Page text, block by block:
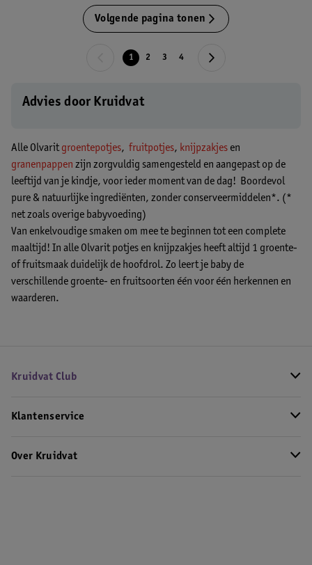
Volgende pagina tonen
1 2 3 4
Advies door Kruidvat
Alle Olvaritgroentepotjes, fruitpotjes, knijpzakjes en
granenpappen zijn zorgvuldig samengesteld en aangepast op de
leeftijd van je kindje, voor ieder moment van de dag! Boordevol
pure & natuurlijke ingrediënten, zonder conserveermiddelen*. (*
net zoals overige babyvoeding)
Van enkelvoudige smaken om mee te beginnen tot een complete
maaltijd! In alle Olvarit potjes en knijpzakjes heeft altijd 1 groente-
of fruitsmaak duidelijk de hoofdrol. Zo leert je baby de
verschillende groente- en fruitsoorten één voor één herkennen en
waarderen.
Kruidvat Club
Klantenservice
Over Kruidvat